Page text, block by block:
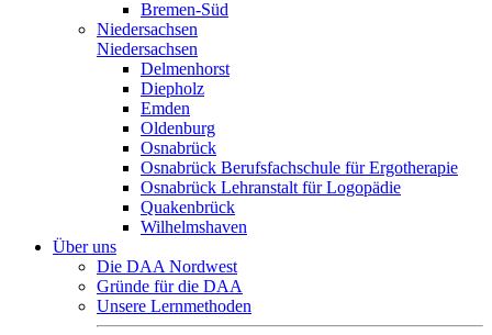
Bremen-Süd
Niedersachsen
Niedersachsen
Delmenhorst
Diepholz
Emden
Oldenburg
Osnabrück
Osnabrück Berufsfachschule für Ergotherapie
Osnabrück Lehranstalt für Logopädie
Quakenbrück
Wilhelmshaven
Über uns
Die DAA Nordwest
Gründe für die DAA
Unsere Lernmethoden